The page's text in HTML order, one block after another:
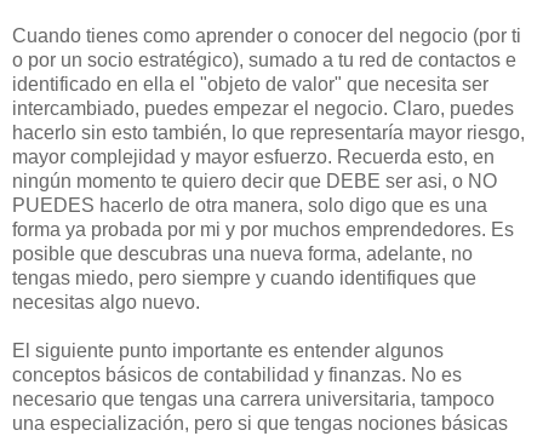
Cuando tienes como aprender o conocer del negocio (por ti
o por un socio estratégico), sumado a tu red de contactos e
identificado en ella el "objeto de valor" que necesita ser
intercambiado, puedes empezar el negocio. Claro, puedes
hacerlo sin esto también, lo que representaría mayor riesgo,
mayor complejidad y mayor esfuerzo. Recuerda esto, en
ningún momento te quiero decir que DEBE ser asi, o NO
PUEDES hacerlo de otra manera, solo digo que es una
forma ya probada por mi y por muchos emprendedores. Es
posible que descubras una nueva forma, adelante, no
tengas miedo, pero siempre y cuando identifiques que
necesitas algo nuevo.
El siguiente punto importante es entender algunos
conceptos básicos de contabilidad y finanzas. No es
necesario que tengas una carrera universitaria, tampoco
una especialización, pero si que tengas nociones básicas